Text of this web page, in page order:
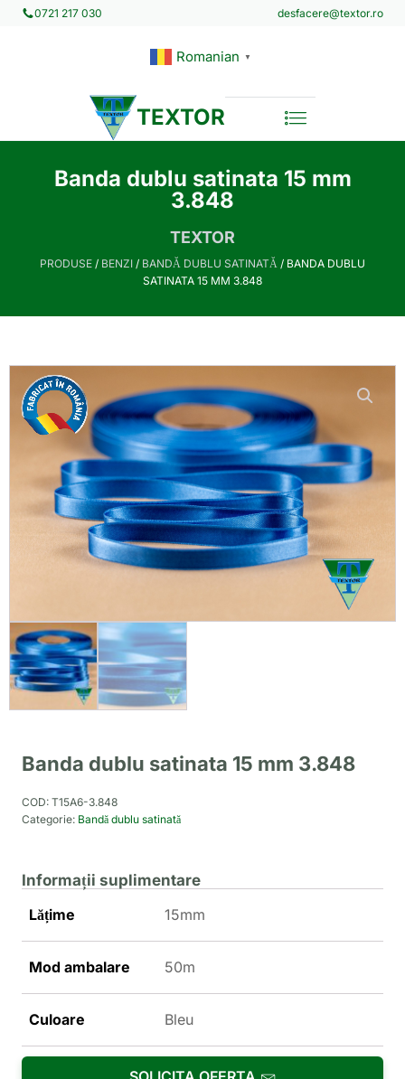
0721 217 030 desfacere@textor.ro
Romanian ▼
TEXTOR
Banda dublu satinata 15 mm
3.848
TEXTOR
PRODUSE / BENZI / BANDĂ DUBLU SATINATĂ / BANDA DUBLU
SATINATA 15 MM 3.848
Banda dublu satinata 15 mm 3.848
COD: T15A6-3.848
Categorie: Bandă dublu satinată
Informații suplimentare
Lățime
15mm
Mod ambalare 50m
Culoare Bleu